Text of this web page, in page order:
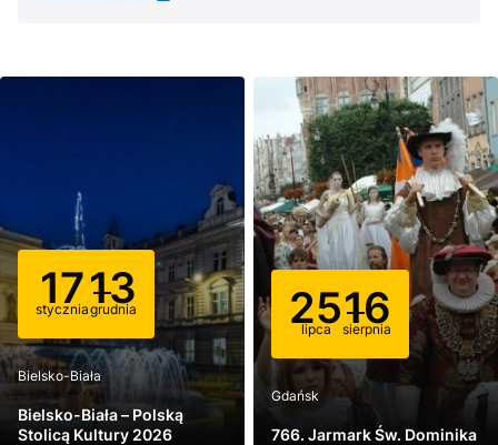
17
stycznia 13
grudnia
Bielsko-Biała
Bielsko-Biała – Polską
Stolicą Kultury 2026
25
lipca 16
sierpnia
Gdańsk
766. Jarmark Św. Dominika